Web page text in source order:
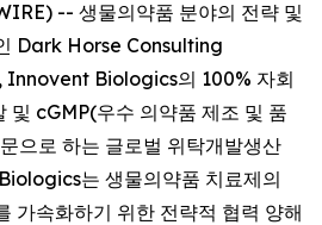
-- 생물의약품 분야의 전략 및
Dark Horse Consulting
Innovent Biologics의 100% 자회
및 cGMP(우수 의약품 제조 및 품
으로 하는 글로벌 위탁개발생산
는 생물의약품 치료제의
가속화하기 위한 전략적 협력 양해